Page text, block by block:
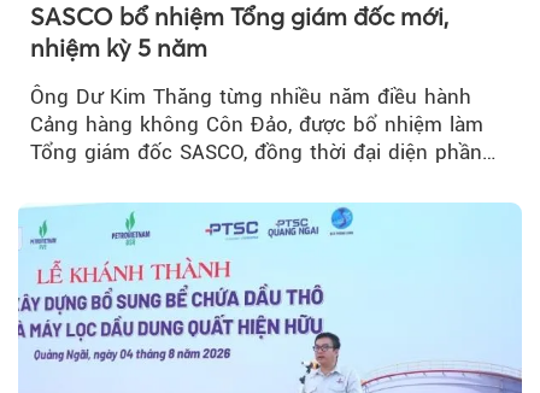
SASCO bổ nhiệm Tổng giám đốc mới,
nhiệm kỳ 5 năm
Ông Dư Kim Thăng từng nhiều năm điều hành
Cảng hàng không Côn Đảo, được bổ nhiệm làm
Tổng giám đốc SASCO, đồng thời đại diện phần